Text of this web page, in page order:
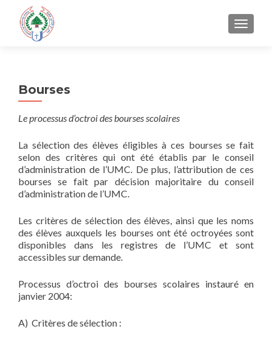
Bourses
Le processus d’octroi des bourses scolaires
La sélection des élèves éligibles à ces bourses se fait
selon des critères qui ont été établis par le conseil
d’administration de l’UMC. De plus, l’attribution de ces
bourses se fait par décision majoritaire du conseil
d’administration de l’UMC.
Les critères de sélection des élèves, ainsi que les noms
des élèves auxquels les bourses ont été octroyées sont
disponibles dans les registres de l’UMC et sont
accessibles sur demande.
Processus d’octroi des bourses scolaires instauré en
janvier 2004:
A) Critères de sélection :